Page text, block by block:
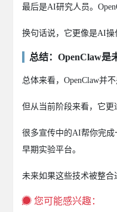
最后是AI研究人员。
换句话说，它更像是AI操
总结：OpenClaw是
总体来看，OpenClaw并
但从当前阶段来看，它更
很多宣传中的AI帮你完成
早期实验平台。
未来如果这些技术被整合
您可能感兴趣：